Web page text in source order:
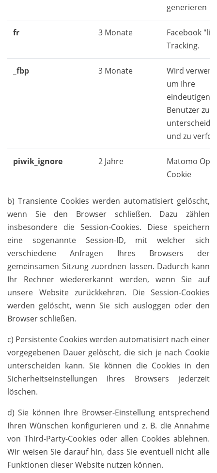
generieren
fr 3 Monate
Facebook
Tracking.
_fbp 3 Monate
Wird
um Ihre
eindeutigen
Benutzer zu
und zu
piwik_ignore 2 Jahre
Matomo
Cookie
b) Transiente Cookies werden automatisiert gelöscht,
wenn Sie den Browser schließen. Dazu zählen
insbesondere die Session-Cookies. Diese speichern
eine sogenannte Session-ID, mit welcher sich
verschiedene Anfragen Ihres Browsers der
gemeinsamen Sitzung zuordnen lassen. Dadurch kann
Ihr Rechner wiedererkannt werden, wenn Sie auf
unsere Website zurückkehren. Die Session-Cookies
werden gelöscht, wenn Sie sich ausloggen oder den
Browser schließen.
c) Persistente Cookies werden automatisiert nach einer
vorgegebenen Dauer gelöscht, die sich je nach Cookie
unterscheiden kann. Sie können die Cookies in den
Sicherheitseinstellungen Ihres Browsers jederzeit
löschen.
d) Sie können Ihre Browser-Einstellung entsprechend
Ihren Wünschen konfigurieren und z. B. die Annahme
von Third-Party-Cookies oder allen Cookies ablehnen.
Wir weisen Sie darauf hin, dass Sie eventuell nicht alle
Funktionen dieser Website nutzen können.